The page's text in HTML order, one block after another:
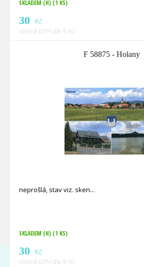
SKLADEM (H) (1 KS)
30 Kč
včetně DPH dle § 90
F 58875 - Holany
neprošlá, stav viz. sken
SKLADEM (H) (1 KS)
30 Kč
včetně DPH dle § 90